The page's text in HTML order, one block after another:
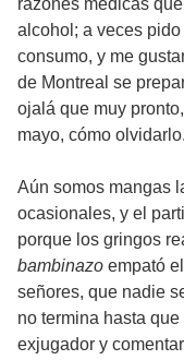
razones médicas
alcohol; a veces
consumo, y me
de Montreal se
ojalá que muy
mayo, cómo olvidarlo.
Aún somos mangas
ocasionales, y el
porque los gringos
bambinazo empató
señores, que nadie
no termina hasta
exjugador y